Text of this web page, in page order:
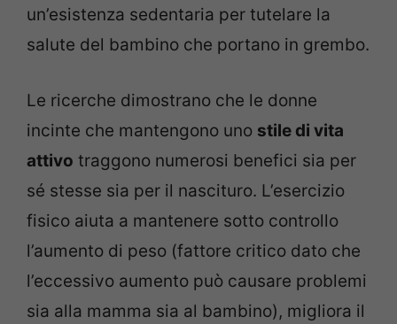
un’esistenza sedentaria per tutelare la
salute del bambino che portano in grembo.
Le ricerche dimostrano che le donne
incinte che mantengono uno stile di vita
attivo traggono numerosi benefici sia per
sé stesse sia per il nascituro. L’esercizio
fisico aiuta a mantenere sotto controllo
l’aumento di peso (fattore critico dato che
l’eccessivo aumento può causare problemi
sia alla mamma sia al bambino), migliora il